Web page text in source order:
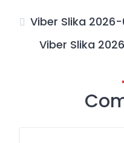
Viber Slika
Viber Slika